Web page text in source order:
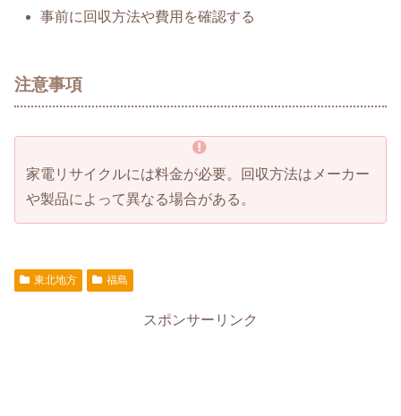
事前に回収方法や費用を確認する
注意事項
家電リサイクルには料金が必要。回収方法はメーカー
や製品によって異なる場合がある。
東北地方 福島
スポンサーリンク